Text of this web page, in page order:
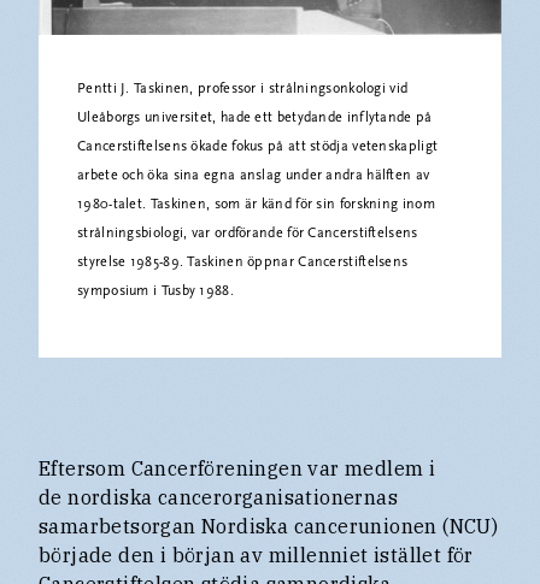
Pentti J. Taskinen, professor i strålningsonkologi vid
Uleåborgs universitet, hade ett betydande inflytande på
Cancerstiftelsens ökade fokus på att stödja vetenskapligt
arbete och öka sina egna anslag under andra hälften av
1980-talet. Taskinen, som är känd för sin forskning inom
strålningsbiologi, var ordförande för Cancerstiftelsens
styrelse 1985-89. Taskinen öppnar Cancerstiftelsens
symposium i Tusby 1988.
Eftersom Cancerföreningen var medlem i
de nordiska cancerorganisationernas
samarbetsorgan Nordiska cancerunionen (NCU)
började den i början av millenniet istället för